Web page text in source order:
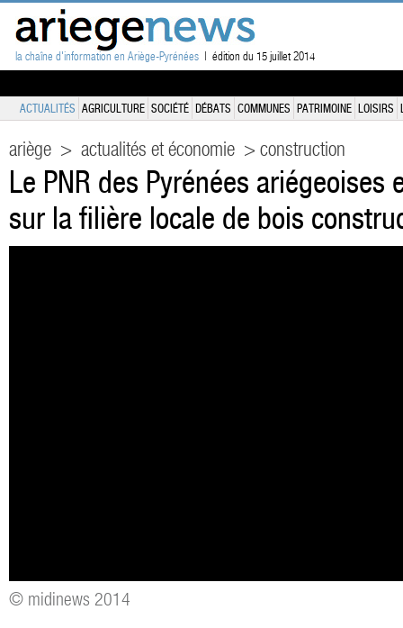
la chaîne d'information en Ariège-Pyrénées | édition du 15 juillet 2014
ACTUALITÉS AGRICULTURE SOCIÉTÉ DÉBATS COMMUNES PATRIMOINE LOISIRS
ariège > actualités et économie > construction
Le PNR des Pyrénées ariégeoises
sur la filière locale de bois
© midinews 2014